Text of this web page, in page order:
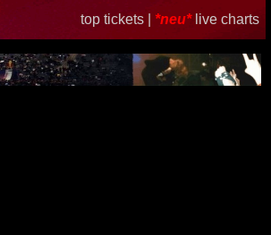
top tickets | *neu* live charts